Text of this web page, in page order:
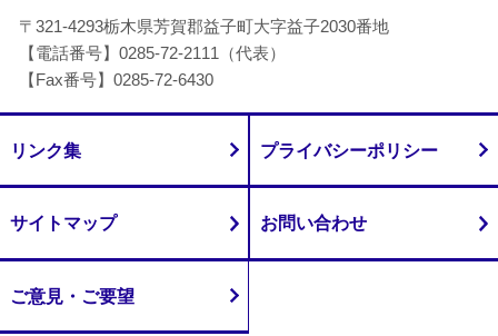
〒321-4293栃木県芳賀郡益子町大字益子2030番地
【電話番号】0285-72-2111（代表）
【Fax番号】0285-72-6430
リンク集 プライバシーポリシー
サイトマップ お問い合わせ
ご意見・ご要望